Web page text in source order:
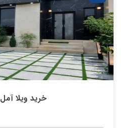
خرید ویلا آمل 183 متر